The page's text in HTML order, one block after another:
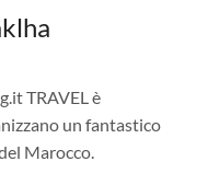
TRAVEL è
un fantastico
Marocco.